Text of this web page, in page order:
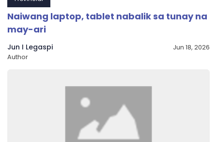
Naiwang laptop, tablet nabalik sa tunay na
may-ari
Jun I Legaspi
Author
Jun 18, 2026